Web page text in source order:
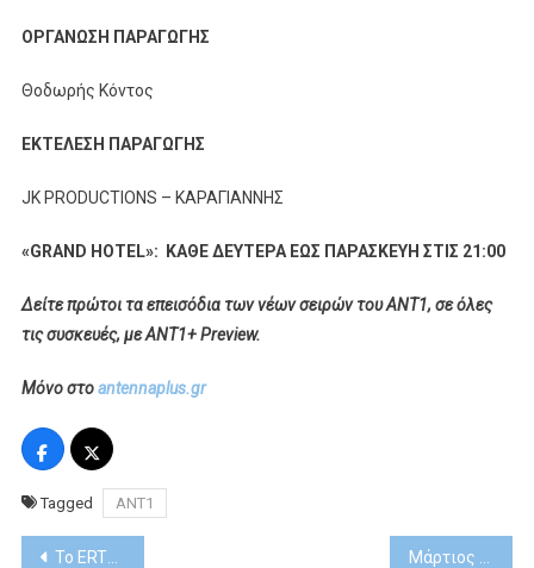
ΟΡΓΑΝΩΣΗ ΠΑΡΑΓΩΓΗΣ
Θοδωρής Κόντος
ΕΚΤΕΛΕΣΗ ΠΑΡΑΓΩΓΗΣ
JK PRODUCTIONS – ΚΑΡΑΓΙΑΝΝΗΣ
«GRAND HOTEL»: ΚΑΘΕ ΔΕΥΤΕΡΑ ΕΩΣ ΠΑΡΑΣΚΕΥΗ ΣΤΙΣ 21:00
Δείτε πρώτοι τα επεισόδια των νέων σειρών του ΑΝΤ1, σε όλες
τις συσκευές, με ANT1+ Preview.
Μόνο στοantennaplus.gr
Tagged ΑΝΤ1
Post
Το ERTFLIX γιορτάζει την Ημέρα της Γυναίκας με ένα αφιέρωμα «Γένους Θηλυκού» Μάρτιος με τη νέα all-star cast σειρά «MobLand» με τους Τομ Χάρντι, Πιρς Μπρόσναν και Έλεν Μίρεν